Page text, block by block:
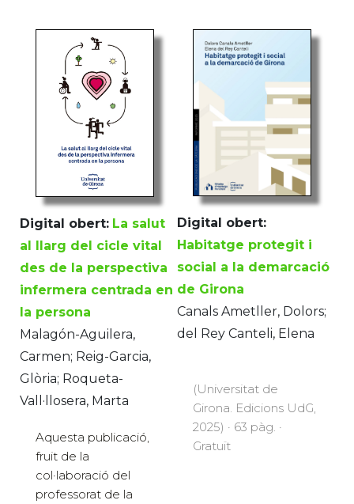
Digital obert: La salut
al llarg del cicle vital
des de la perspectiva
infermera centrada en
la persona
Malagón-Aguilera,
Carmen; Reig-Garcia,
Glòria; Roqueta-
Vall·llosera, Marta
Aquesta publicació,
fruit de la
col·laboració del
professorat de la
Digital obert:
Habitatge protegit i
social a la demarcació
de Girona
Canals Ametller, Dolors;
del Rey Canteli, Elena
(Universitat de
Girona. Edicions UdG,
2025) · 63 pàg. ·
Gratuït